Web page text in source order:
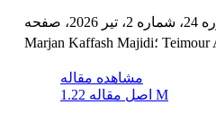
مشاهده مقاله
اصل مقاله 1.22 M